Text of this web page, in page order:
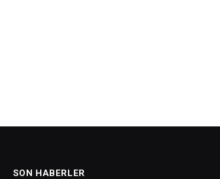
SON HABERLER